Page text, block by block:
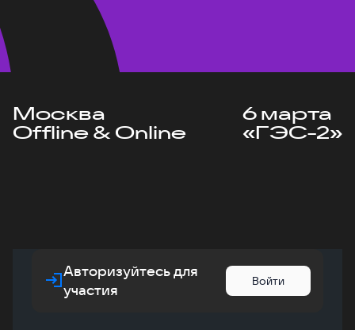
Москва
Offline & Online
6 марта
«ГЭС-2»
Авторизуйтесь для
участия
Войти